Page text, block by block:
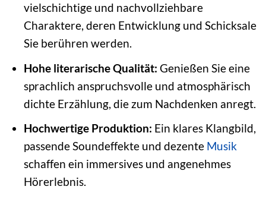
vielschichtige und nachvollziehbare
Charaktere, deren Entwicklung und Schicksale
Sie berühren werden.
Hohe literarische Qualität: Genießen Sie eine
sprachlich anspruchsvolle und atmosphärisch
dichte Erzählung, die zum Nachdenken anregt.
Hochwertige Produktion: Ein klares Klangbild,
passende Soundeffekte und dezente Musik
schaffen ein immersives und angenehmes
Hörerlebnis.